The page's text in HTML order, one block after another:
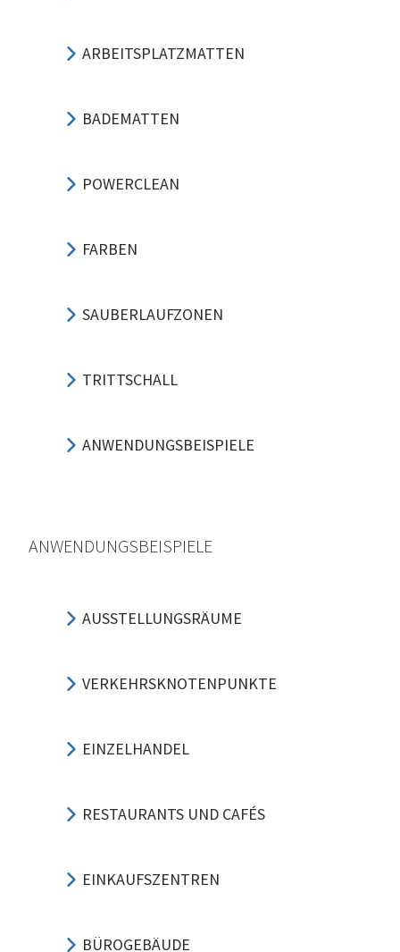
ARBEITSPLATZMATTEN
BADEMATTEN
POWERCLEAN
FARBEN
SAUBERLAUFZONEN
TRITTSCHALL
ANWENDUNGSBEISPIELE
ANWENDUNGSBEISPIELE
AUSSTELLUNGSRÄUME
VERKEHRSKNOTENPUNKTE
EINZELHANDEL
RESTAURANTS UND CAFÉS
EINKAUFSZENTREN
BÜROGEBÄUDE